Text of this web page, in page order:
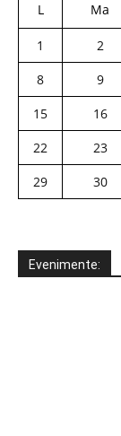
L Ma
1 2
8
9
15
16
22
23
29
30
Evenimente: